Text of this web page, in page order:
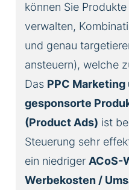
können Sie
verwalten,
und genau
ansteuern), welche
Das PPC Marketing
gesponsorte
(Product Ads) ist
Steuerung sehr
ein niedriger ACoS-
Werbekosten /